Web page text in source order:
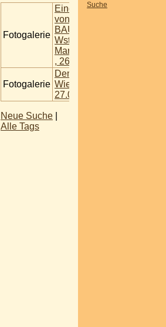
Suche
Fotogalerie
Eindrücke
von der IKEA
BAUSTELLE
Wstbahnhof,
Mariahilferstr.
, 26.08.2019
Fotogalerie
Demo in
Wien
27.07.2016
Neue Suche
Alle Tags